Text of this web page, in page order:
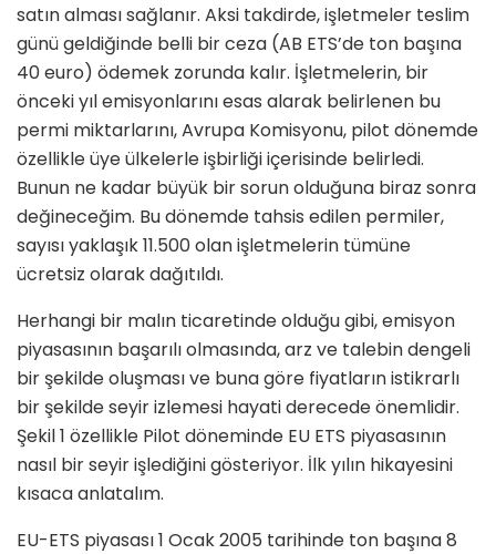
satın alması sağlanır. Aksi takdirde, işletmeler teslim
günü geldiğinde belli bir ceza (AB ETS’de ton başına
40 euro) ödemek zorunda kalır. İşletmelerin, bir
önceki yıl emisyonlarını esas alarak belirlenen bu
permi miktarlarını, Avrupa Komisyonu, pilot dönemde
özellikle üye ülkelerle işbirliği içerisinde belirledi.
Bunun ne kadar büyük bir sorun olduğuna biraz sonra
değineceğim. Bu dönemde tahsis edilen permiler,
sayısı yaklaşık 11.500 olan işletmelerin tümüne
ücretsiz olarak dağıtıldı.
Herhangi bir malın ticaretinde olduğu gibi, emisyon
piyasasının başarılı olmasında, arz ve talebin dengeli
bir şekilde oluşması ve buna göre fiyatların istikrarlı
bir şekilde seyir izlemesi hayati derecede önemlidir.
Şekil 1 özellikle Pilot döneminde EU ETS piyasasının
nasıl bir seyir işlediğini gösteriyor. İlk yılın hikayesini
kısaca anlatalım.
EU-ETS piyasası 1 Ocak 2005 tarihinde ton başına 8